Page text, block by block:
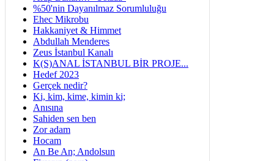
%50'nin Dayanılmaz Sorumluluğu
Ehec Mikrobu
Hakkaniyet & Himmet
Abdullah Menderes
Zeus İstanbul Kanalı
K(S)ANAL İSTANBUL BİR PROJE...
Hedef 2023
Gerçek nedir?
Ki, kim, kime, kimin ki;
Anısına
Sahiden sen ben
Zor adam
Hocam
An Be An; Andolsun